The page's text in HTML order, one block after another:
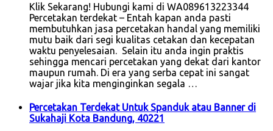
Klik Sekarang! Hubungi kami di WA089613223344
Percetakan terdekat – Entah kapan anda pasti
membutuhkan jasa percetakan handal yang memiliki
mutu baik dari segi kualitas cetakan dan kecepatan
waktu penyelesaian. Selain itu anda ingin praktis
sehingga mencari percetakan yang dekat dari kantor
maupun rumah. Di era yang serba cepat ini sangat
wajar jika kita menginginkan segala …
Percetakan Terdekat Untuk Spanduk atau Banner di
Sukahaji Kota Bandung, 40221